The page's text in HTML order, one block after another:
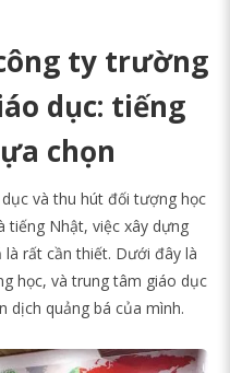
ty trường
dục: tiếng
chọn
và thu hút đối tượng học
tiếng Nhật, việc xây dựng
rất cần thiết. Dưới đây là
học, và trung tâm giáo dục
dịch quảng bá của mình.